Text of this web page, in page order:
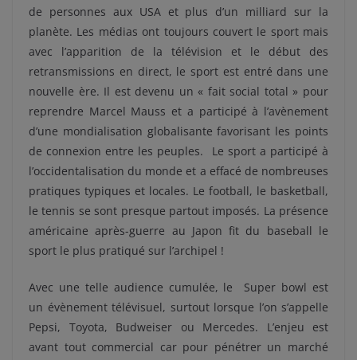
de personnes aux USA et plus d’un milliard sur la
planète. Les médias ont toujours couvert le sport mais
avec l’apparition de la télévision et le début des
retransmissions en direct, le sport est entré dans une
nouvelle ère. Il est devenu un « fait social total » pour
reprendre Marcel Mauss et a participé à l’avènement
d’une mondialisation globalisante favorisant les points
de connexion entre les peuples. Le sport a participé à
l’occidentalisation du monde et a effacé de nombreuses
pratiques typiques et locales. Le football, le basketball,
le tennis se sont presque partout imposés. La présence
américaine après-guerre au Japon fit du baseball le
sport le plus pratiqué sur l’archipel !
Avec une telle audience cumulée, le Super bowl est
un évènement télévisuel, surtout lorsque l’on s’appelle
Pepsi, Toyota, Budweiser ou Mercedes. L’enjeu est
avant tout commercial car pour pénétrer un marché